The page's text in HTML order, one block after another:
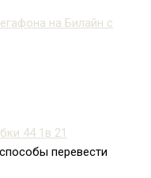
на Билайн с
44 1в 21